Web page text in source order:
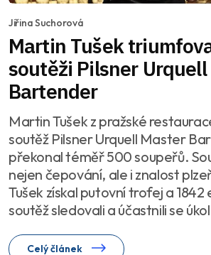
Jiřina Suchorová
Martin Tušek
soutěži Pilsner
Bartender
Martin Tušek z pražské
soutěž Pilsner Urquell Master
překonal téměř 500 soupeřů.
nejen čepování, ale i znalost
Tušek získal putovní trofej a 1842
soutěž sledovali a účastnili se
Celý článek